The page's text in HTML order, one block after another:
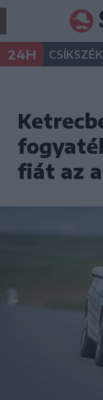
24H CSÍKSZÉK
fiát az